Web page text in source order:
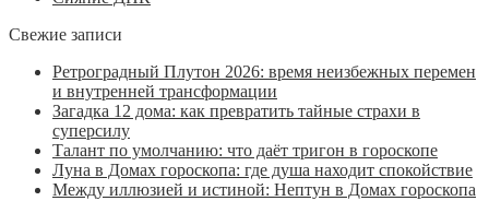
Свежие записи
Ретроградный Плутон 2026: время неизбежных перемен
и внутренней трансформации
Загадка 12 дома: как превратить тайные страхи в
суперсилу
Талант по умолчанию: что даёт тригон в гороскопе
Луна в Домах гороскопа: где душа находит спокойствие
Между иллюзией и истиной: Нептун в Домах гороскопа